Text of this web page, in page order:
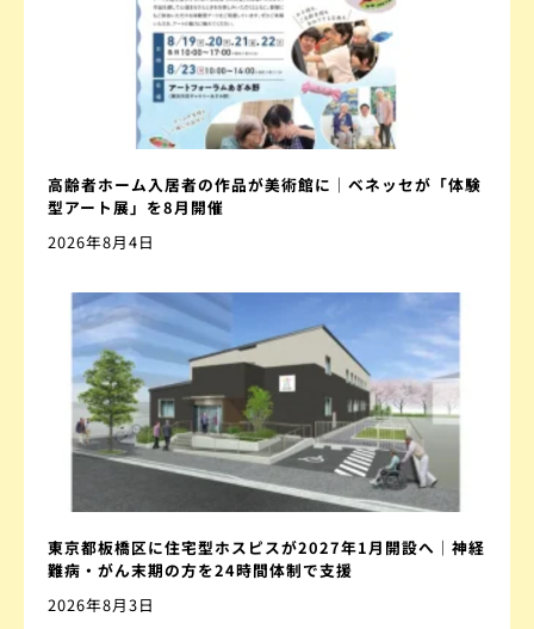
高齢者ホーム入居者の作品が美術館に｜ベネッセが「体験
型アート展」を8月開催
2026年8月4日
東京都板橋区に住宅型ホスピスが2027年1月開設へ｜神経
難病・がん末期の方を24時間体制で支援
2026年8月3日